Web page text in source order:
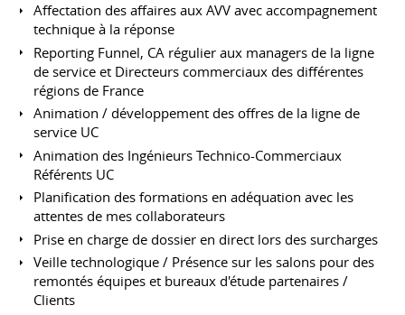
Affectation des affaires aux AVV avec accompagnement
technique à la réponse
Reporting Funnel, CA régulier aux managers de la ligne
de service et Directeurs commerciaux des différentes
régions de France
Animation / développement des offres de la ligne de
service UC
Animation des Ingénieurs Technico-Commerciaux
Référents UC
Planification des formations en adéquation avec les
attentes de mes collaborateurs
Prise en charge de dossier en direct lors des surcharges
Veille technologique / Présence sur les salons pour des
remontés équipes et bureaux d'étude partenaires /
Clients